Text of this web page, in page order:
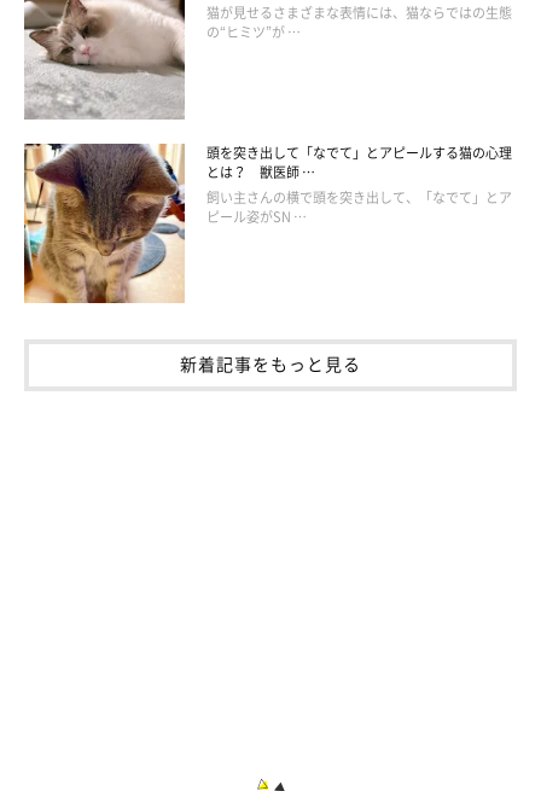
猫が見せるさまざまな表情には、猫ならではの生態
の“ヒミツ”が …
頭を突き出して「なでて」とアピールする猫の心理
とは？ 獣医師 …
飼い主さんの横で頭を突き出して、「なでて」とア
ピール姿がSN …
新着記事をもっと見る